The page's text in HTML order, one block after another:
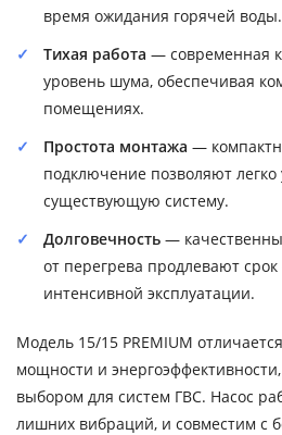
время ожидания горячей воды.
Тихая работа — современная
уровень шума, обеспечивая
помещениях.
Простота монтажа —
подключение позволяют легко
существующую систему.
Долговечность —
от перегрева продлевают
интенсивной эксплуатации.
Модель 15/15 PREMIUM
мощности и
выбором для систем ГВС. Насос
лишних вибраций, и совместим с